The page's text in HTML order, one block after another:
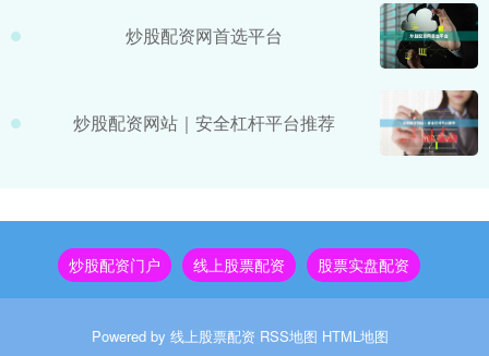
炒股配资网首选平台
炒股配资网站｜安全杠杆平台推荐
炒股配资门户 线上股票配资 股票实盘配资
Powered by 线上股票配资 RSS地图 HTML地图